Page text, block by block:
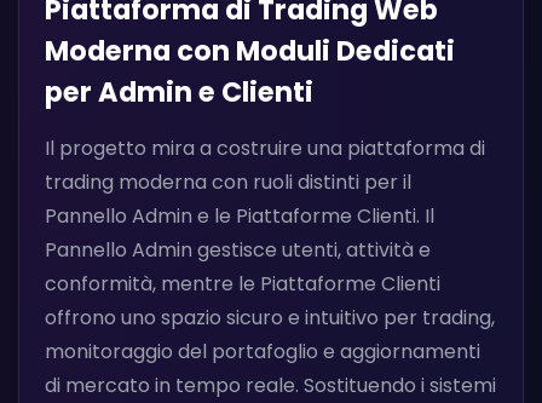
Piattaforma di Trading Web
Moderna con Moduli Dedicati
per Admin e Clienti
Il progetto mira a costruire una piattaforma di
trading moderna con ruoli distinti per il
Pannello Admin e le Piattaforme Clienti. Il
Pannello Admin gestisce utenti, attività e
conformità, mentre le Piattaforme Clienti
offrono uno spazio sicuro e intuitivo per trading,
monitoraggio del portafoglio e aggiornamenti
di mercato in tempo reale. Sostituendo i sistemi